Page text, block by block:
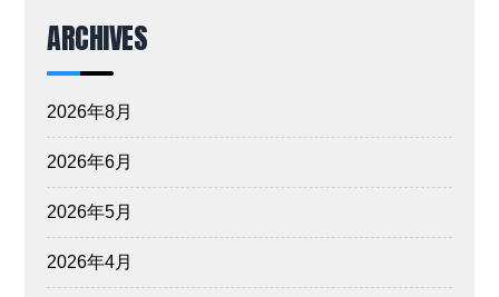
ARCHIVES
2026年8月
2026年6月
2026年5月
2026年4月